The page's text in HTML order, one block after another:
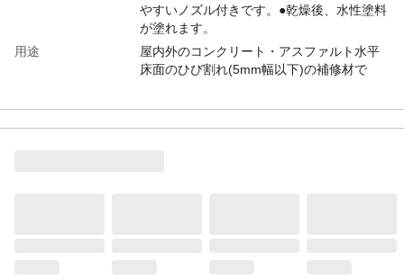
やすいノズル付きです。●乾燥後、水性塗料
が塗れます。
用途
屋内外のコンクリート・アスファルト水平
床面のひび割れ(5mm幅以下)の補修材で
容量
200ml